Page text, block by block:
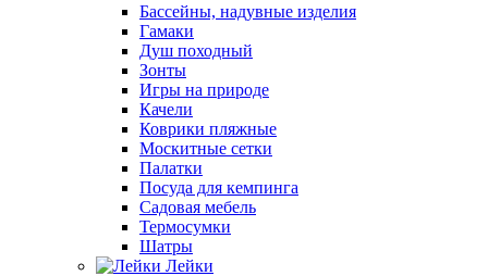
Бассейны, надувные изделия
Гамаки
Душ походный
Зонты
Игры на природе
Качели
Коврики пляжные
Москитные сетки
Палатки
Посуда для кемпинга
Садовая мебель
Термосумки
Шатры
Лейки